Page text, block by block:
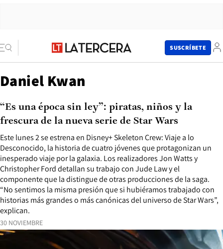
SUSCRÍBETE
Daniel Kwan
30 NOVIEMBRE
Este lunes 2 se estrena en Disney+ Skeleton Crew: Viaje a lo
Desconocido, la historia de cuatro jóvenes que protagonizan un
inesperado viaje por la galaxia. Los realizadores Jon Watts y
Christopher Ford detallan su trabajo con Jude Law y el
componente que la distingue de otras producciones de la saga.
“No sentimos la misma presión que si hubiéramos trabajado con
historias más grandes o más canónicas del universo de Star Wars”,
explican.
“Es una época sin ley”: piratas, niños y la
frescura de la nueva serie de Star Wars